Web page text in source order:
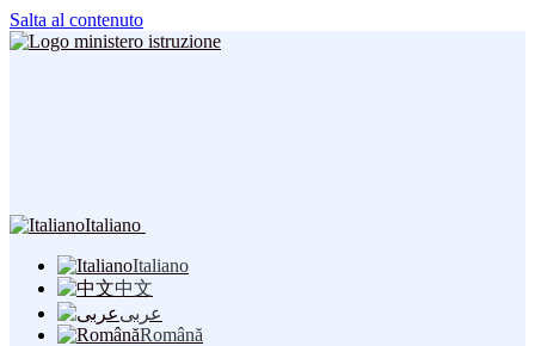
Salta al contenuto
Italiano
Italiano
中文
عربى
Română